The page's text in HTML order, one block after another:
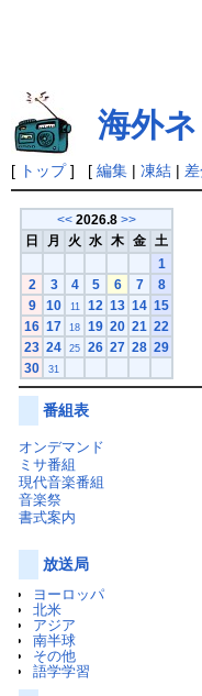
海外
[ トップ] [ 編集 | 凍結 |
<< 2026.8 >>
日
月 火 水 木 金
土
1
2
3 4 5 6 7
8
9
10 11 12 13 14 15
16 17 18 19 20 21 22
23 24 25 26 27 28 29
30
31
番組表
オンデマンド
ミサ番組
現代音楽番組
音楽祭
書式案内
放送局
ヨーロッパ
北米
アジア
南半球
その他
語学学習